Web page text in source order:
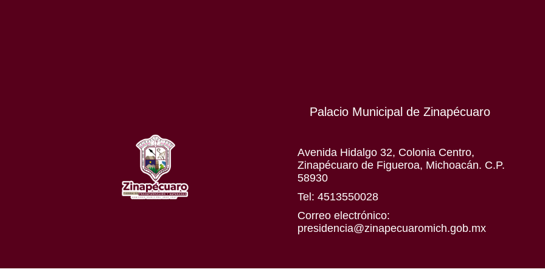
Palacio Municipal de Zinapécuaro
Avenida Hidalgo 32, Colonia Centro,
Zinapécuaro de Figueroa, Michoacán. C.P.
58930
Tel: 4513550028
Correo electrónico:
presidencia@zinapecuaromich.gob.mx